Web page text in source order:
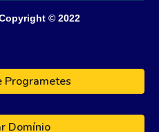
© 2022
Programetes
Domínio